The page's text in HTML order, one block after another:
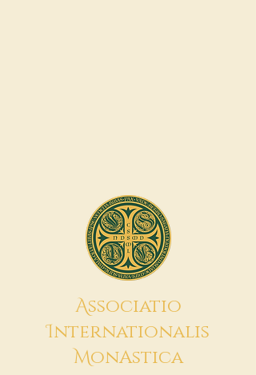
Associatio
Internationalis
MonAstica